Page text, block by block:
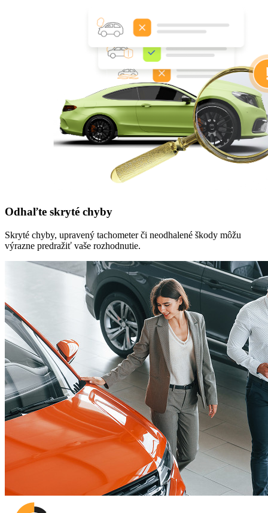
Odhaľte skryté chyby
Skryté chyby, upravený tachometer či neodhalené škody môžu
výrazne predražiť vaše rozhodnutie.